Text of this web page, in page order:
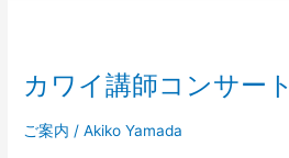
カワイ講師コンサート
ご案内 /Akiko Yamada
イ
師